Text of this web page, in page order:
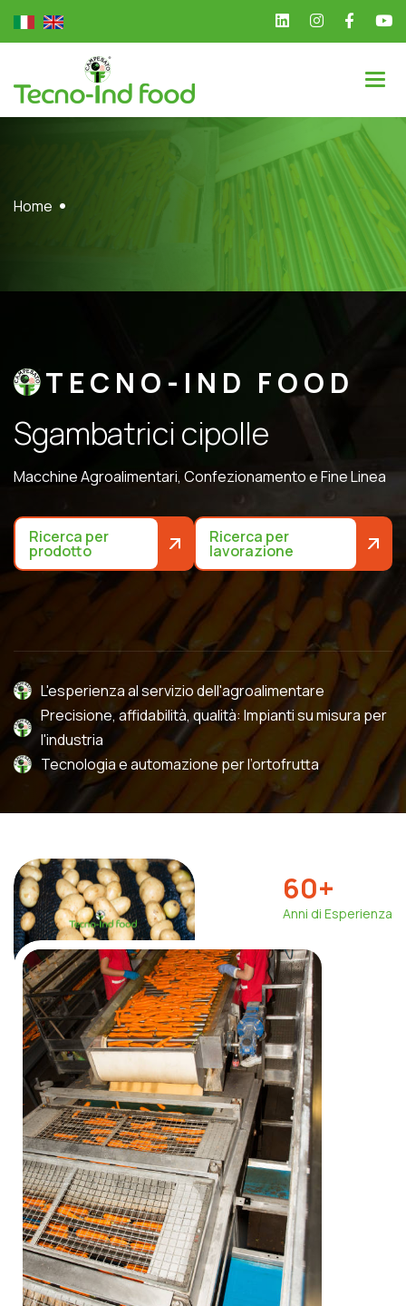
Home
TECNO-IND FOOD
Sgambatricicipolle
Macchine Agroalimentari, Confezionamento e Fine Linea
Ricerca per
prodotto
Ricerca per
lavorazione
L'esperienza al servizio dell'agroalimentare
Precisione, affidabilità, qualità: Impianti su misura per
l'industria
Tecnologia e automazione per l’ortofrutta
60+
Anni di Esperienza